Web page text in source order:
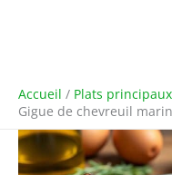
Accueil
Plats principaux
Gigue de chevreuil